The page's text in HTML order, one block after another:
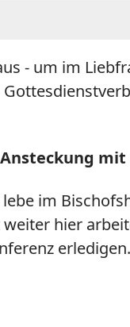
- um im
im
hier